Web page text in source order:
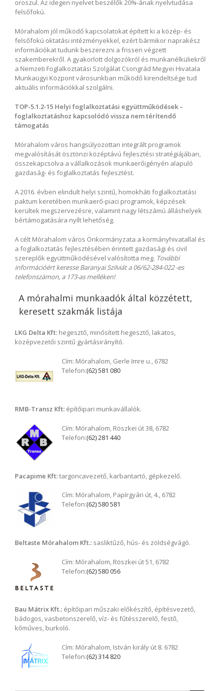
oroszul. Az idegen nyelvet beszélők 20%-ának nyelvtudása
felsőfokú.
Mórahalom jól működő kapcsolatokat épített ki a közép- és
felsőfokú oktatási intézményekkel, ezért bármikor naprakész
információkat tudunk beszerezni a frissen végzett
szakemberekről. A gyakorlott dolgozókról és munkanélküliekről
a Nemzeti Foglalkoztatási Szolgálat Csongrád Megyei Hivatala
Munkaügyi Központ városunkban működő kirendeltsége tud
aktuális információkkal szolgálni.
TOP-5.1.2-15 Helyi foglalkoztatási együttműködések –
foglalkoztatáshoz kapcsolódó vissza nem térítendő
támogatás
Mórahalom város hangsúlyozottan integrált programok
megvalósítását ösztönzi középtávú fejlesztési stratégiájában,
összekapcsolva a vállalkozások munkaerőigényén alapuló
gazdaság- és foglalkoztatás fejlesztést.
A 2016. évben elindult helyi szintű, homokháti foglalkoztatási
paktum keretében munkaerő-piaci programok, képzések
kerültek megszervezésre, valamint nagy létszámú álláshelyek
bértámogatására nyílt lehetőség.
A célt Mórahalom város Önkormányzata a kormányhivatallal és
a foglalkoztatás fejlesztésében érintett gazdasági és civil
szereplők együttműködésével valósította meg. További
információért keresse Baranyai Szilviát a 06/62-284-022 -es
telefonszámon, a 173-as melléken!
A mórahalmi munkaadók által közzétett,
keresett szakmák listája
LKG Delta Kft: hegesztő, minősített hegesztő, lakatos,
középvezetői szintű gyártásirányító.
Cím: Mórahalom, Gerle Imre u., 6782
Telefon:(62) 581 080
RMB-Transz Kft: építőipari munkavállalók.
Cím: Mórahalom, Röszkei út 38, 6782
Telefon:(62) 281 440
Pacapime Kft:targoncavezető, karbantartó, gépkezelő.
Cím: Mórahalom, Papírgyári út, 4., 6782
Telefon:(62) 580 581
Beltaste Mórahalom Kft.: sasliktűző, hús- és zöldségvágó.
Cím: Mórahalom, Röszkei út 51, 6782
Telefon:(62) 580 056
Bau Mátrix Kft.: építőipari műszaki előkészítő, építésvezető,
bádogos, vasbetonszerelő, víz- és fűtésszerelő, festő,
kőműves, burkoló.
Cím: Mórahalom, István király út 8. 6782
Telefon:(62) 314 820